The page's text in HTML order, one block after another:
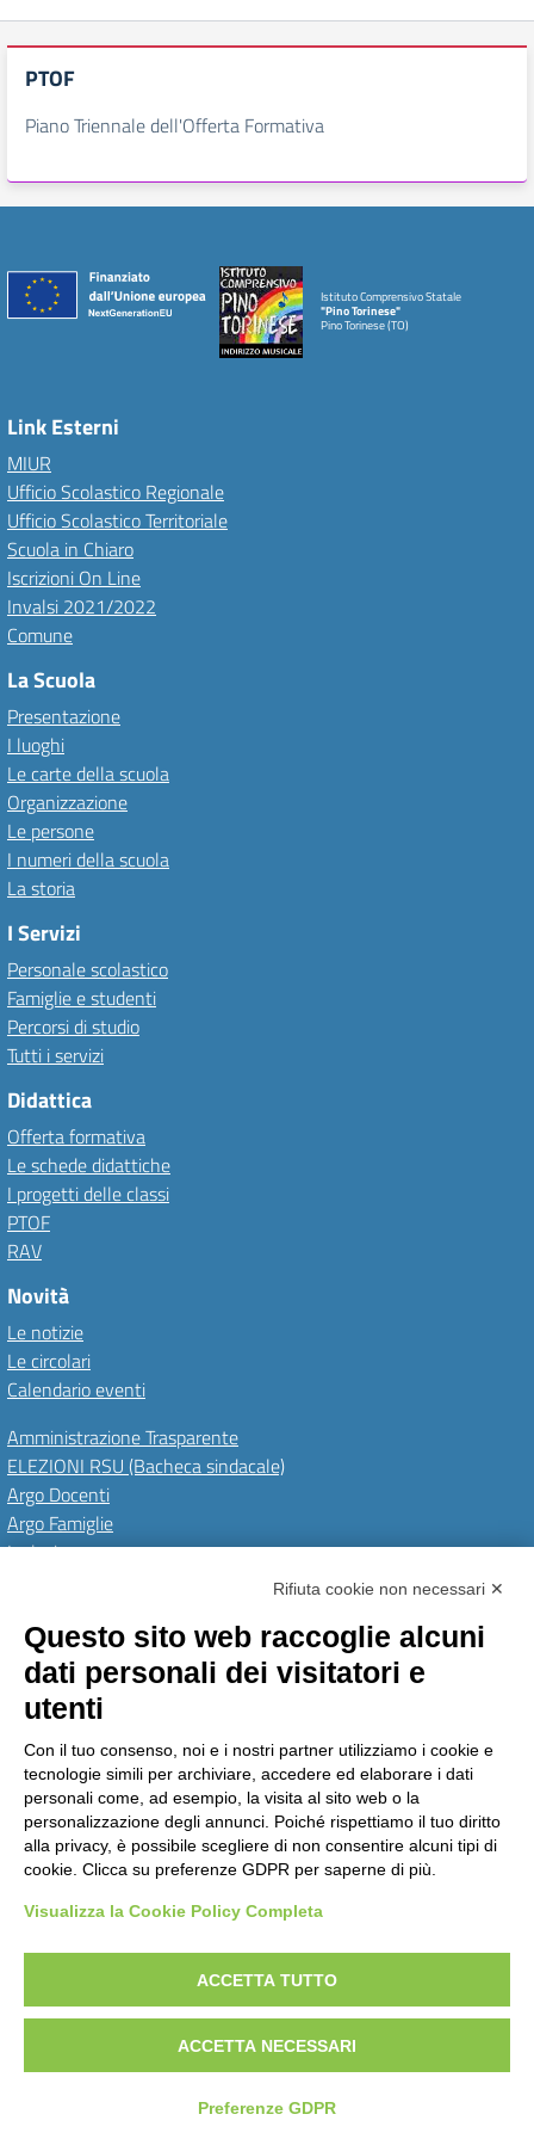
PTOF
Piano Triennale dell'Offerta Formativa
Istituto Comprensivo Statale
"Pino Torinese"
Pino Torinese (TO)
Link Esterni
MIUR
Ufficio Scolastico Regionale
Ufficio Scolastico Territoriale
Scuola in Chiaro
Iscrizioni On Line
Invalsi 2021/2022
Comune
La Scuola
Presentazione
I luoghi
Le carte della scuola
Organizzazione
Le persone
I numeri della scuola
La storia
I Servizi
Personale scolastico
Famiglie e studenti
Percorsi di studio
Tutti i servizi
Didattica
Offerta formativa
Le schede didattiche
I progetti delle classi
PTOF
RAV
Novità
Le notizie
Le circolari
Calendario eventi
Amministrazione Trasparente
ELEZIONI RSU (Bacheca sindacale)
Argo Docenti
Argo Famiglie
Inclusione
Amministrazione TrasparenteAlbo OnlineInvia una MAD
Privacy PolicyGDPRDichiarazione di accessibilità
Obiettivi di accessibilità
Seguici su:
Istituto Comprensivo Pino Torinese
via Molina, 21 - 10025 Pino Torinese (TO)
Telefono: +39 0118117260 - Email: toic85500g@istruzione.it -
PEC: toic85500g@pec.istruzione.it
Codice meccanografico: TOIC85500G - C.F. 90018790015 - Codice univoco
uffico: UFPTCJ
Concept & Design by Designers Italia
Sito web realizzato da Emotif | Web Advisory
Rifiuta cookie non necessari ✕
Questo sito web raccoglie alcuni
dati personali dei visitatori e
utenti
Con il tuo consenso, noi e i nostri partner utilizziamo i cookie e
tecnologie simili per archiviare, accedere ed elaborare i dati
personali come, ad esempio, la visita al sito web o la
personalizzazione degli annunci. Poiché rispettiamo il tuo diritto
alla privacy, è possibile scegliere di non consentire alcuni tipi di
cookie. Clicca su preferenze GDPR per saperne di più.
Visualizza la Cookie Policy Completa
ACCETTA TUTTO
ACCETTA NECESSARI
Preferenze GDPR